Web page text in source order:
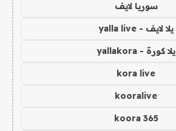
سوريا لايف
يلا لايف - yalla live
يلا كورة - yallakora
kora live
kooralive
koora 365